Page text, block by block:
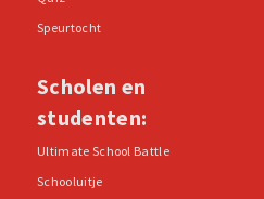
Speurtocht
Scholen en
studenten:
Ultimate School Battle
Schooluitje